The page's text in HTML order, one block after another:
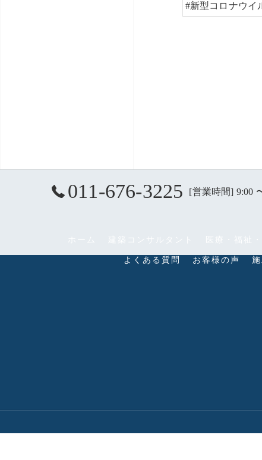
#新型コロナウイ
011-676-3225 [営業時間] 9:00
ホーム 建築コンサルタント 医療・福祉
よくある質問 お客様の声